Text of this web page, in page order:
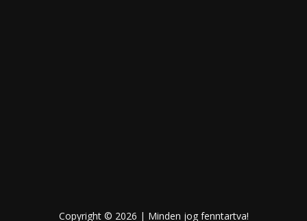
Copyright © 2026 | Minden jog fenntartva!